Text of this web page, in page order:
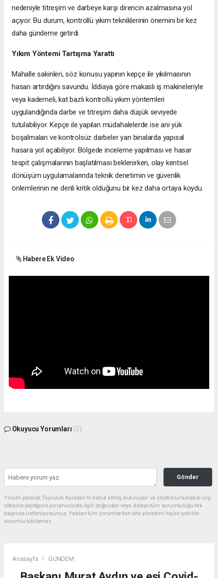
nedeniyle titreşim ve darbeye karşı direncin azalmasına yol
açıyor. Bu durum, kontrollü yıkım tekniklerinin önemini bir kez
daha gündeme getirdi.
Yıkım Yöntemi Tartışma Yarattı
Mahalle sakinleri, söz konusu yapının kepçe ile yıkılmasının
hasarı artırdığını savundu. İddiaya göre makaslı iş makineleriyle
veya kademeli, kat bazlı kontrollü yıkım yöntemleri
uygulandığında darbe ve titreşim daha düşük seviyede
tutulabiliyor. Kepçe ile yapılan müdahalelerde ise ani yük
boşalmaları ve kontrolsüz darbeler yan binalarda yapısal
hasara yol açabiliyor. Bölgede inceleme yapılması ve hasar
tespit çalışmalarının başlatılması beklenirken, olay kentsel
dönüşüm uygulamalarında teknik denetimin ve güvenlik
önlemlerinin ne denli kritik olduğunu bir kez daha ortaya koydu.
Habere Ek Video
Okuyucu Yorumları (0)
Gönder
Yorum yazarak Topluluk Kuralları’nı kabul etmiş bulunuyor ve zeytinburnuhaber.org
sitesine yaptığınız yorumunuzla ilgili doğrudan veya dolaylı tüm sorumluluğu tek
başınıza üstleniyorsunuz. Yazılan tüm yorumlardan site yönetimi hiçbir şekilde
sorumlu tutulamaz.
Anasayfa GÜNDEM